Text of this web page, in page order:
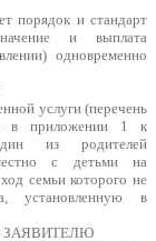
порядок и стандарт
и выплата
одновременно
услуги (перечень
в приложении 1 к
из родителей
с детьми на
семьи которого не
установленную в
ЗАЯВИТЕЛЮ